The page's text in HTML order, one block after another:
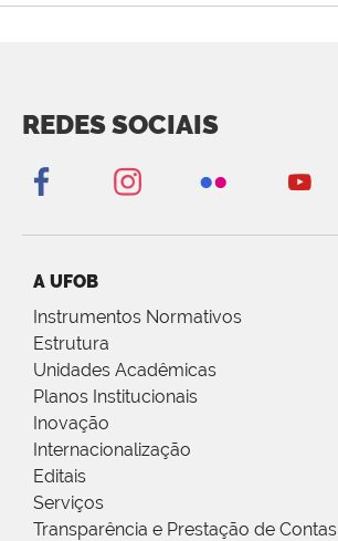
REDES SOCIAIS
A UFOB
Instrumentos Normativos
Estrutura
Unidades Acadêmicas
Planos Institucionais
Inovação
Internacionalização
Editais
Serviços
Transparência e Prestação de Contas